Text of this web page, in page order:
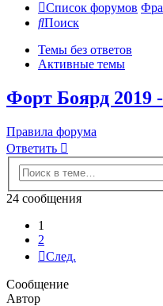
Список форумов
Поиск
Темы без ответов
Активные темы
Форт Боярд 2019
Правила форума
Ответить
24 сообщения
1
2
След.
Сообщение
Автор